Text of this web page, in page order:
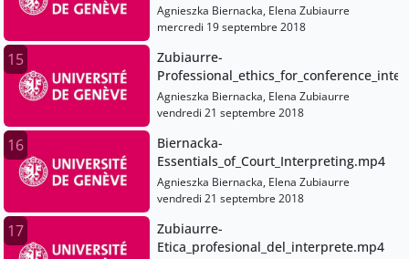
Agnieszka Biernacka, Elena Zubiaurre
mercredi 19 septembre 2018
15
Zubiaurre-
Agnieszka Biernacka, Elena Zubiaurre
vendredi 21 septembre 2018
16
Biernacka-
Essentials_of_Court_Interpreting.mp4
Agnieszka Biernacka, Elena Zubiaurre
vendredi 21 septembre 2018
17
Zubiaurre-
Etica_profesional_del_interprete.mp4